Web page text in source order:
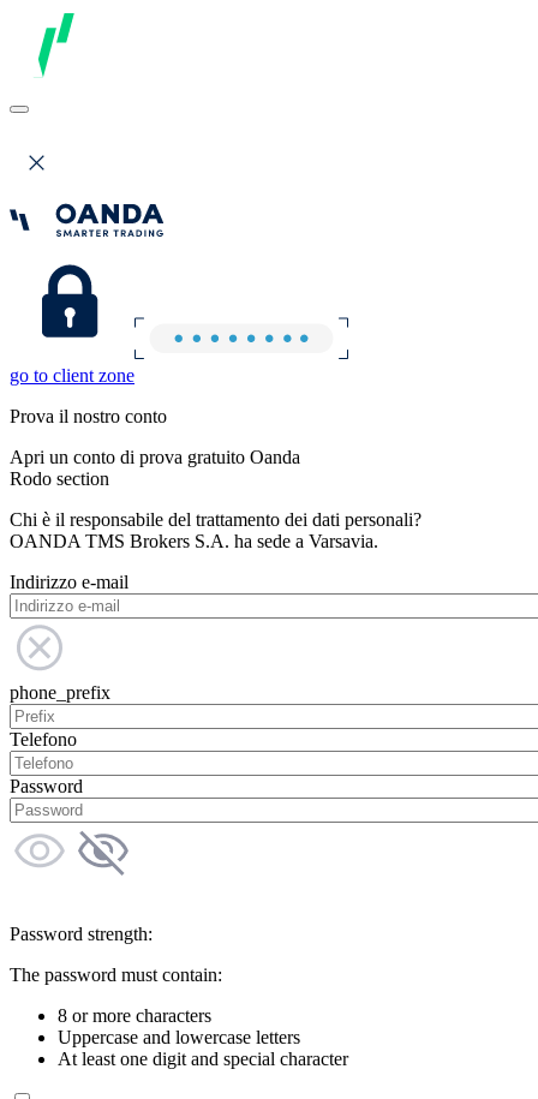
go to client zone
Prova il nostro conto
Apri un conto di prova gratuito Oanda
Rodo section
Chi è il responsabile del trattamento dei dati personali?
OANDA TMS Brokers S.A. ha sede a Varsavia.
Indirizzo e-mail
phone_prefix
Telefono
Password
Password strength:
The password must contain:
8 or more characters
Uppercase and lowercase letters
At least one digit and special character